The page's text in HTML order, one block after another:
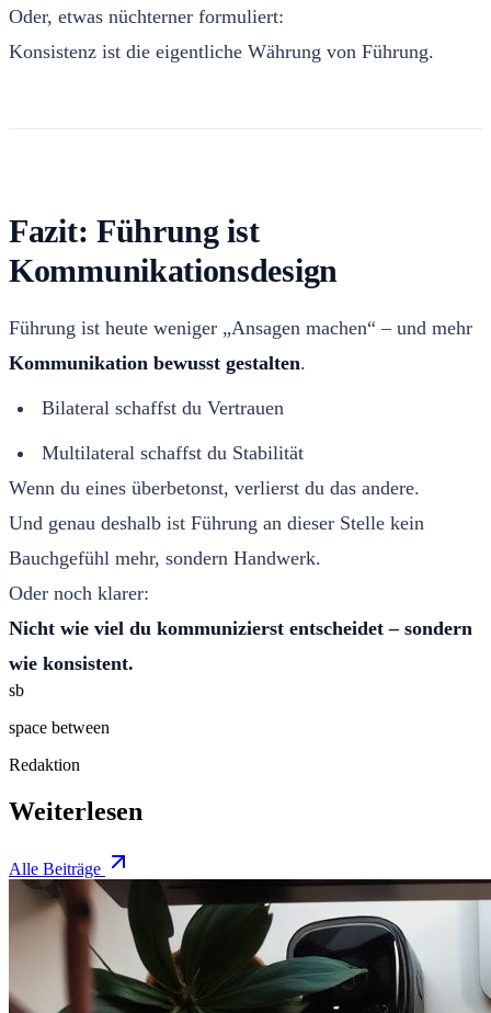
Oder, etwas nüchterner formuliert:
Konsistenz ist die eigentliche Währung von Führung.
Fazit: Führung ist
Kommunikationsdesign
Führung ist heute weniger „Ansagen machen“ – und mehr
Kommunikation bewusst gestalten.
Bilateral schaffst du Vertrauen
Multilateral schaffst du Stabilität
Wenn du eines überbetonst, verlierst du das andere.
Und genau deshalb ist Führung an dieser Stelle kein
Bauchgefühl mehr, sondern Handwerk.
Oder noch klarer:
Nicht wie viel du kommunizierst entscheidet – sondern
wie konsistent.
sb
space between
Redaktion
Weiterlesen
Alle Beiträge